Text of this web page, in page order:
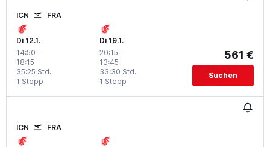
ICN FRA
Di 12.1.
14:50 -
18:15
1 Stopp
35:25 Std.
Di 19.1.
20:15 -
13:45
1 Stopp
33:30 Std.
561 €
Suchen
ICN FRA